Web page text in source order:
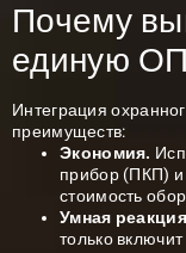
Почему
единую
Интеграция
преимуществ:
Экономия.
прибор (ПКП) и
стоимость
Умная
только